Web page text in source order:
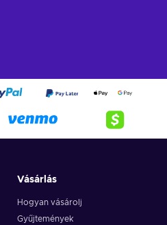
Vásárlás
Hogyan vásárolj
Gyűjtemények